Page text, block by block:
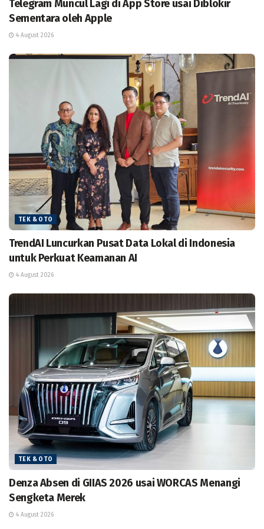
Telegram Muncul Lagi di App Store usai Diblokir
Sementara oleh Apple
4 August 2026
TEK & OTO
TrendAI Luncurkan Pusat Data Lokal di Indonesia
untuk Perkuat Keamanan AI
4 August 2026
TEK & OTO
Denza Absen di GIIAS 2026 usai WORCAS Menangi
Sengketa Merek
4 August 2026